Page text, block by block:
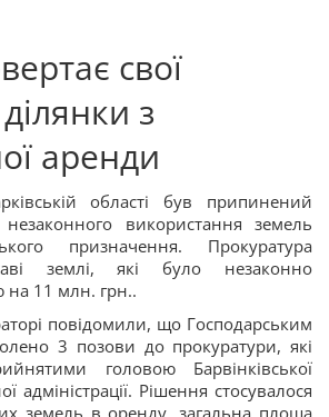
свої
з
аренди
області був припинений
використання земель
призначення. Прокуратура
землі, які було незаконно
11 млн. грн..
повідомили, що Господарським
3 позови до прокуратури, які
головою Барвінківської
адміністрації. Рішення стосувалося
земель в оренду, загальна площа